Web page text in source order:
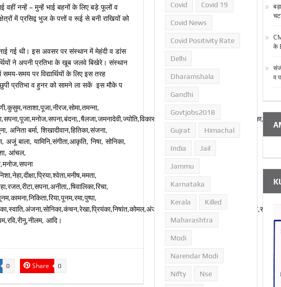
वहीं नन्हें – मुन्हें भाई बहनों के लिए बड़े फूलों व
में प्रसिद्व भुज के पत्तों व रूई से बनी राखियों को
गई थी। इस अवसर पर संस्थान में मेहंदी व डांस
ने अपनी प्रतिभा के खूब जलवे बिखेरे। संस्थान
समय पर विद्यार्थियों के लिए इस तरह
प्रतिभा व हुनर को सामने ला सकें इस मौके प
अनिता बर्मा, शिखादीवान,हितिका,संजना,
अजूं बाला, यामिनि,संगीता,आकृति, निषा, सोनिका,
आंचल,
आदि।
0 Share 0
Covid Covid 19
Covid News
Covid Positivity Rate
Delhi
Dharamshala
Gandhi
Govtjobs2018
Gujrat Himachal
India Jail
Jammu
Karnataka
Kerala Killed
Maharashtra
Modi
Narendar Modi
Nifty Nse
के
व